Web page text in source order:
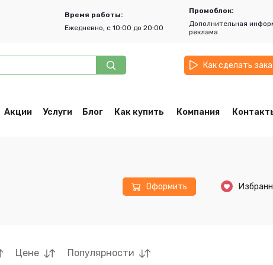
Время работы:
Ежедневно, с 10:00 до 20:00
Промоблок:
Дополнительная
реклама
Как сделать
Акции Услуги Блог Как купить Компания
Оформить
Цене Популярности